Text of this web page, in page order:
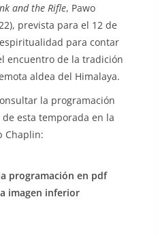
and the Rifle, Pawo
prevista para el 12 de
para contar
encuentro de la tradición
aldea del Himalaya.
la programación
esta temporada en la
Chaplin:
programación en pdf
imagen inferior